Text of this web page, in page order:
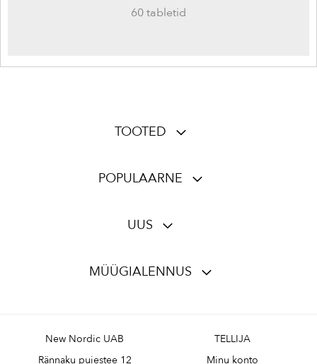
60 tabletid
TOOTED
POPULAARNE
UUS
MÜÜGIALENNUS
New Nordic UAB
Rännaku puiestee 12
TELLIJA
Minu konto